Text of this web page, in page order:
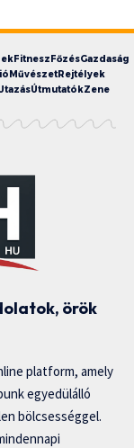
FitneszFőzésGazdaság
MűvészetRejtélyek
ÚtmutatókZene
örök
platform, amely
egyedülálló
bölcsességgel.